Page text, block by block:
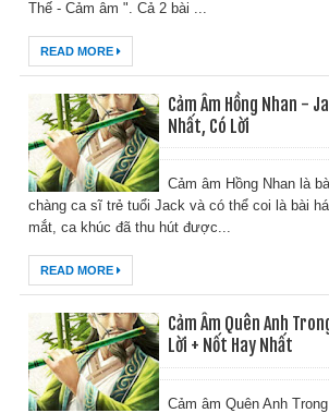
Thế - Cảm âm ". Cả 2 bài ...
READ MORE
Cảm Âm Hồng Nhan -
Nhất, Có Lời
Cảm âm Hồng Nhan là
chàng ca sĩ trẻ tuổi Jack và có thể coi là bài
mắt, ca khúc đã thu hút được...
READ MORE
Cảm Âm Quên Anh
Lời + Nốt Hay Nhất
Cảm âm Quên Anh